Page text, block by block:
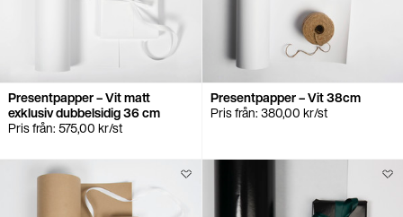
Presentpapper – Vit matt
exklusiv dubbelsidig 36 cm
Pris från:575,00kr/st
Presentpapper – Vit 38cm
Pris från:380,00kr/st